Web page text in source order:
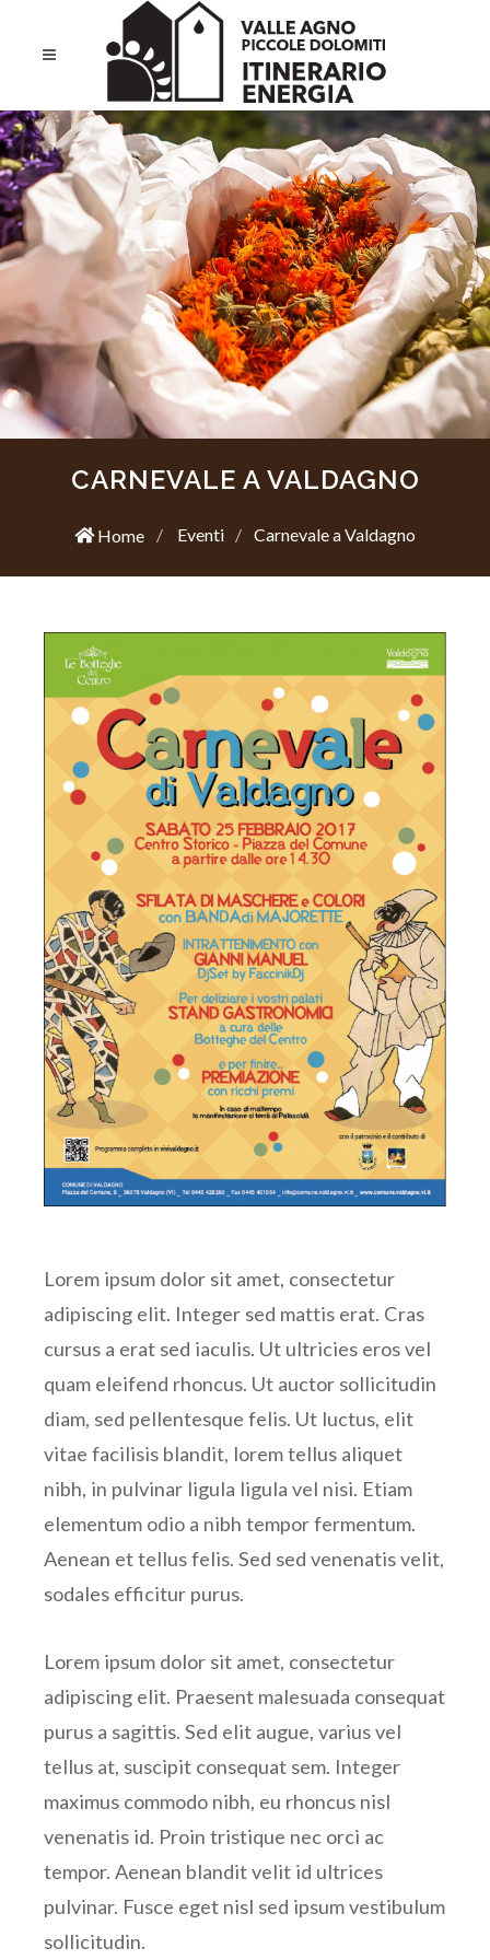
CARNEVALE A VALDAGNO
Home Eventi Carnevale a Valdagno
Lorem ipsum dolor sit amet, consectetur
adipiscing elit. Integer sed mattis erat. Cras
cursus a erat sed iaculis. Ut ultricies eros vel
quam eleifend rhoncus. Ut auctor sollicitudin
diam, sed pellentesque felis. Ut luctus, elit
vitae facilisis blandit, lorem tellus aliquet
nibh, in pulvinar ligula ligula vel nisi. Etiam
elementum odio a nibh tempor fermentum.
Aenean et tellus felis. Sed sed venenatis velit,
sodales efficitur purus.
Lorem ipsum dolor sit amet, consectetur
adipiscing elit. Praesent malesuada consequat
purus a sagittis. Sed elit augue, varius vel
tellus at, suscipit consequat sem. Integer
maximus commodo nibh, eu rhoncus nisl
venenatis id. Proin tristique nec orci ac
tempor. Aenean blandit velit id ultrices
pulvinar. Fusce eget nisl sed ipsum vestibulum
sollicitudin.